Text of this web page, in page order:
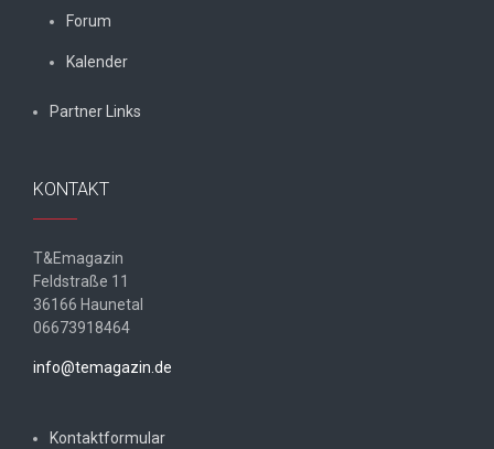
Forum
Kalender
Partner Links
KONTAKT
T&Emagazin
Feldstraße 11
36166 Haunetal
06673918464
info@temagazin.de
Kontaktformular